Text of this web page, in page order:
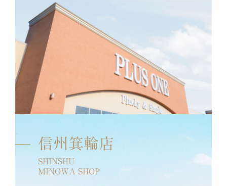
信州箕輪店
SHINSHU
MINOWA SHOP